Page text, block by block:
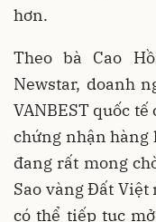
hơn.
Theo bà Cao
Newstar, doanh
VANBEST quốc
chứng nhận hàng
đang rất mong
Sao vàng Đất Việt
có thể tiếp tục